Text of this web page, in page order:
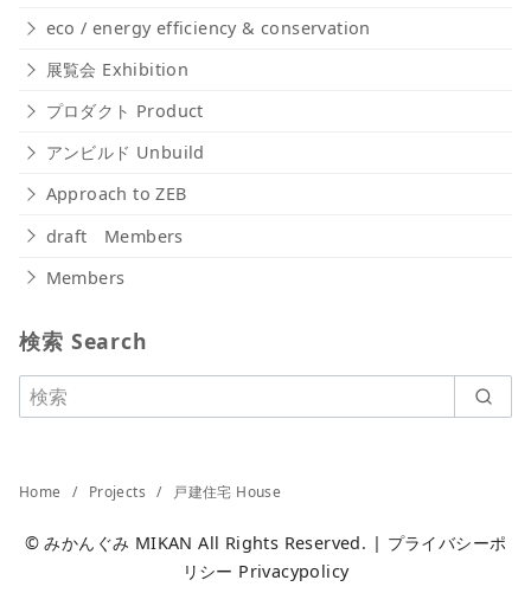
eco / energy efficiency & conservation
展覧会 Exhibition
プロダクト Product
アンビルド Unbuild
Approach to ZEB
draft Members
Members
検索 Search
Home Projects 戸建住宅 House
©みかんぐみ MIKAN All Rights Reserved. | プライバシーポ
リシー Privacypolicy